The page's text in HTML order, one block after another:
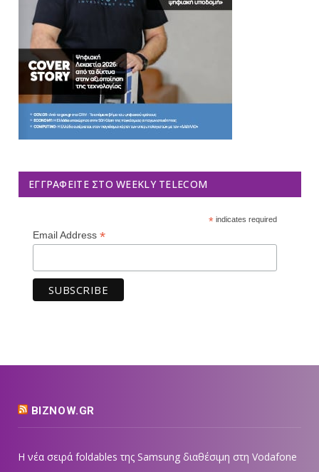
ΕΓΓΡΑΦΕΊΤΕ ΣΤΟ WEEKLY TELECOM
*indicates required
Email Address *
BIZNOW.GR
Η νέα σειρά foldables της Samsung διαθέσιμη στη Vodafone